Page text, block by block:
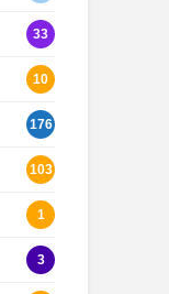
33
10
176
103
1
3